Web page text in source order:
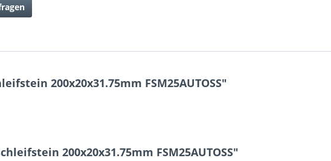
200x20x31.75mm FSM25AUTOSS"
200x20x31.75mm FSM25AUTOSS"